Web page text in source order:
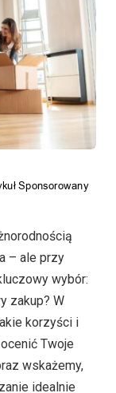
– ale przy
wybór:
zakup? W
korzyści i
Twoje
wskażemy,
idealnie